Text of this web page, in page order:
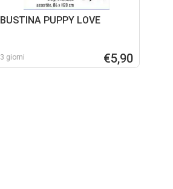
BUSTINA PUPPY LOVE
3 giorni €5,90